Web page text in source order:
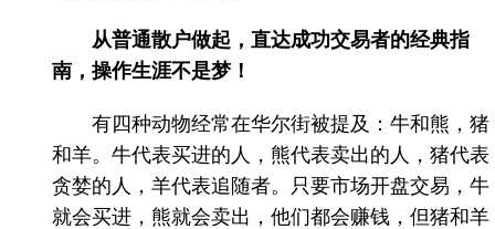
从普通散户做起，直达成功交易者的经典指
南，操作生涯不是梦！
有四种动物经常在华尔街被提及：牛和熊，猪
和羊。牛代表买进的人，熊代表卖出的人，猪代表
贪婪的人，羊代表追随者。只要市场开盘交易，牛
就会买进，熊就会卖出，他们都会赚钱，但猪和羊